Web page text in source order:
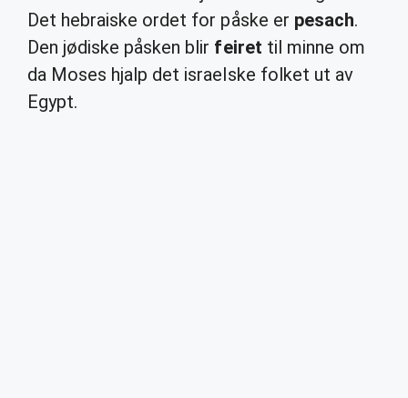
Det hebraiske ordet for påske er pesach.
Den jødiske påsken blir feiret til minne om
da Moses hjalp det israelske folket ut av
Egypt.